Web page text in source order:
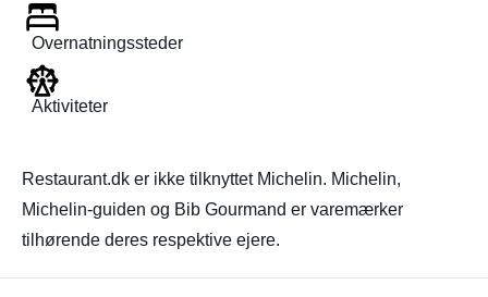
Overnatningssteder
Aktiviteter
Restaurant.dk er ikke tilknyttet Michelin. Michelin,
Michelin-guiden og Bib Gourmand er varemærker
tilhørende deres respektive ejere.